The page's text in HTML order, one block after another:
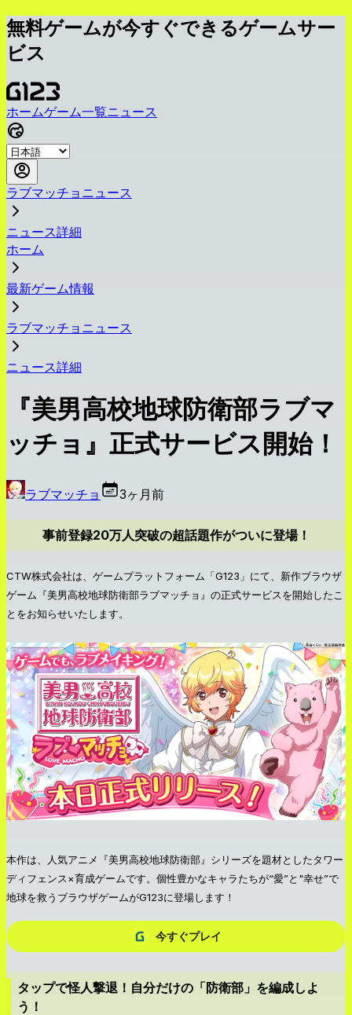
無料ゲームが今すぐできるゲームサー
ビス
ホームゲーム一覧ニュース
ラブマッチョニュース
ニュース詳細
ホーム
最新ゲーム情報
ラブマッチョニュース
ニュース詳細
『美男高校地球防衛部ラブマ
ッチョ』正式サービス開始！
ラブマッチョ 3ヶ月前
事前登録20万人突破の超話題作がついに登場！
CTW株式会社は、ゲームプラットフォーム「G123」にて、新作ブラウザ
ゲーム『美男高校地球防衛部ラブマッチョ』の正式サービスを開始したこ
とをお知らせいたします。
本作は、人気アニメ『美男高校地球防衛部』シリーズを題材としたタワー
ディフェンス×育成ゲームです。個性豊かなキャラたちが“愛”と"幸せ”で
地球を救うブラウザゲームがG123に登場します！
今すぐプレイ
タップで怪人撃退！自分だけの「防衛部」を編成しよ
う！